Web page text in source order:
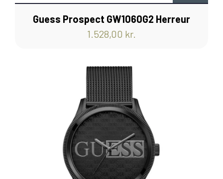
Guess Prospect GW1060G2 Herreur
1.528,00 kr.